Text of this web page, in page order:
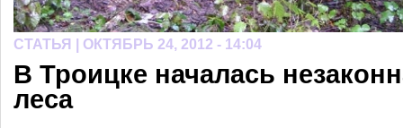
СТАТЬЯ | ОКТЯБРЬ 24, 2012 - 14:04
В Троицке началась
леса